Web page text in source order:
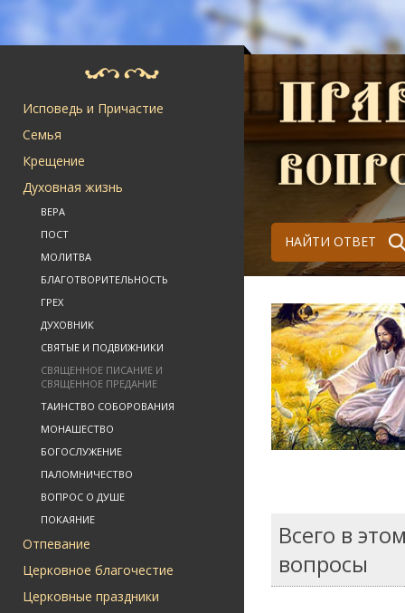
Исповедь и Причастие
Семья
Крещение
Духовная жизнь
ВЕРА
ПОСТ
МОЛИТВА
БЛАГОТВОРИТЕЛЬНОСТЬ
ГРЕХ
ДУХОВНИК
СВЯТЫЕ И ПОДВИЖНИКИ
СВЯЩЕННОЕ ПИСАНИЕ И
СВЯЩЕННОЕ ПРЕДАНИЕ
ТАИНСТВО СОБОРОВАНИЯ
МОНАШЕСТВО
БОГОСЛУЖЕНИЕ
ПАЛОМНИЧЕСТВО
ВОПРОС О ДУШЕ
ПОКАЯНИЕ
Отпевание
Церковное благочестие
Церковные праздники
НАЙТИ ОТВЕТ
Всего в
вопросы